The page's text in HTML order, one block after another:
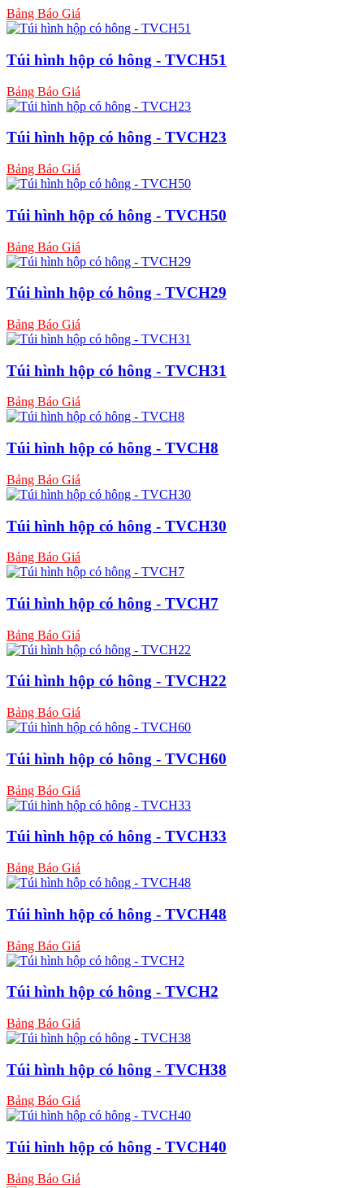
Bảng Báo Giá
Túi hình hộp có hông - TVCH51
Bảng Báo Giá
Túi hình hộp có hông - TVCH23
Bảng Báo Giá
Túi hình hộp có hông - TVCH50
Bảng Báo Giá
Túi hình hộp có hông - TVCH29
Bảng Báo Giá
Túi hình hộp có hông - TVCH31
Bảng Báo Giá
Túi hình hộp có hông - TVCH8
Bảng Báo Giá
Túi hình hộp có hông - TVCH30
Bảng Báo Giá
Túi hình hộp có hông - TVCH7
Bảng Báo Giá
Túi hình hộp có hông - TVCH22
Bảng Báo Giá
Túi hình hộp có hông - TVCH60
Bảng Báo Giá
Túi hình hộp có hông - TVCH33
Bảng Báo Giá
Túi hình hộp có hông - TVCH48
Bảng Báo Giá
Túi hình hộp có hông - TVCH2
Bảng Báo Giá
Túi hình hộp có hông - TVCH38
Bảng Báo Giá
Túi hình hộp có hông - TVCH40
Bảng Báo Giá